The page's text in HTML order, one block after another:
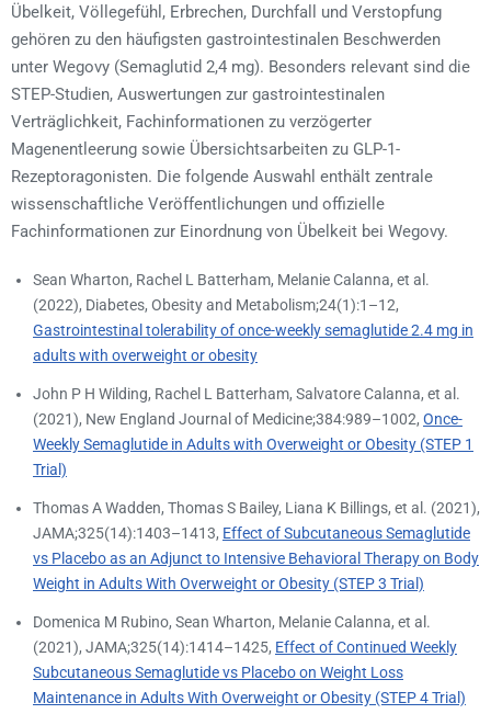
Übelkeit, Völlegefühl, Erbrechen, Durchfall und Verstopfung
gehören zu den häufigsten gastrointestinalen Beschwerden
unter Wegovy (Semaglutid 2,4 mg). Besonders relevant sind die
STEP-Studien, Auswertungen zur gastrointestinalen
Verträglichkeit, Fachinformationen zu verzögerter
Magenentleerung sowie Übersichtsarbeiten zu GLP-1-
Rezeptoragonisten. Die folgende Auswahl enthält zentrale
wissenschaftliche Veröffentlichungen und offizielle
Fachinformationen zur Einordnung von Übelkeit bei Wegovy.
Sean Wharton, Rachel L Batterham, Melanie Calanna, et al.
(2022), Diabetes, Obesity and Metabolism;24(1):1–12,
Gastrointestinal tolerability of once-weekly semaglutide 2.4 mg in
adults with overweight or obesity
John P H Wilding, Rachel L Batterham, Salvatore Calanna, et al.
(2021), New England Journal of Medicine;384:989–1002, Once-
Weekly Semaglutide in Adults with Overweight or Obesity (STEP 1
Trial)
Thomas A Wadden, Thomas S Bailey, Liana K Billings, et al. (2021),
JAMA;325(14):1403–1413, Effect of Subcutaneous Semaglutide
vs Placebo as an Adjunct to Intensive Behavioral Therapy on Body
Weight in Adults With Overweight or Obesity (STEP 3 Trial)
Domenica M Rubino, Sean Wharton, Melanie Calanna, et al.
(2021), JAMA;325(14):1414–1425, Effect of Continued Weekly
Subcutaneous Semaglutide vs Placebo on Weight Loss
Maintenance in Adults With Overweight or Obesity (STEP 4 Trial)